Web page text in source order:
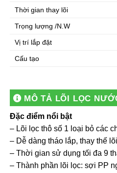
Thời gian thay lõi
Trọng lượng /N.W
Vị trí lắp đặt
Cấu tạo
MÔ TẢ LÕI LỌC
Đặc điểm nổi bật
– Lõi lọc thô số 1 loại bỏ các
– Dễ dàng tháo lắp, thay thế lõi
– Thời gian sử dụng tối đa 9
– Thành phần lõi lọc: sợi PP